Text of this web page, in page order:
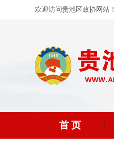
欢迎访问贵池区政协网站！
首 页